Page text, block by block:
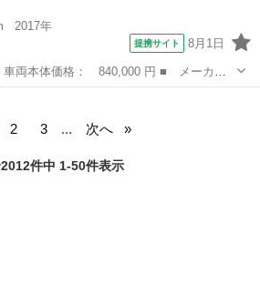
2017年
提携サイト 8月1日
トール ■ グレード名： Ｘ 電動ス
2 3 ... 次へ
件中 1-50件表示